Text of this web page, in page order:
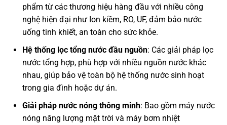
phẩm từ các thương hiệu hàng đầu với nhiều công
nghệ hiện đại như Ion kiềm, RO, UF, đảm bảo nước
uống tinh khiết, an toàn cho sức khỏe.
Hệ thống lọc tổng nước đầu nguồn: Các giải pháp lọc
nước tổng hợp, phù hợp với nhiều nguồn nước khác
nhau, giúp bảo vệ toàn bộ hệ thống nước sinh hoạt
trong gia đình hoặc dự án.
Giải pháp nước nóng thông minh: Bao gồm máy nước
nóng năng lượng mặt trời và máy bơm nhiệt